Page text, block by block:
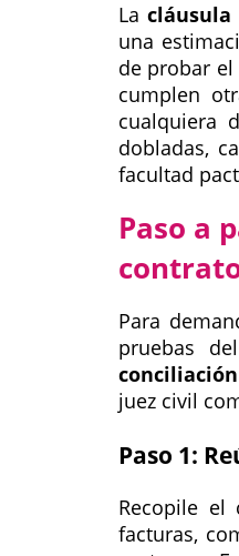
Lacláusula
una
de probar
cumplen
cualquiera
dobladas,
facultad
Paso a
Para
pruebas
juez civil
Paso 1:
Recopile el
facturas,